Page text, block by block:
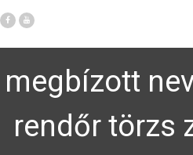
rendőr törzs